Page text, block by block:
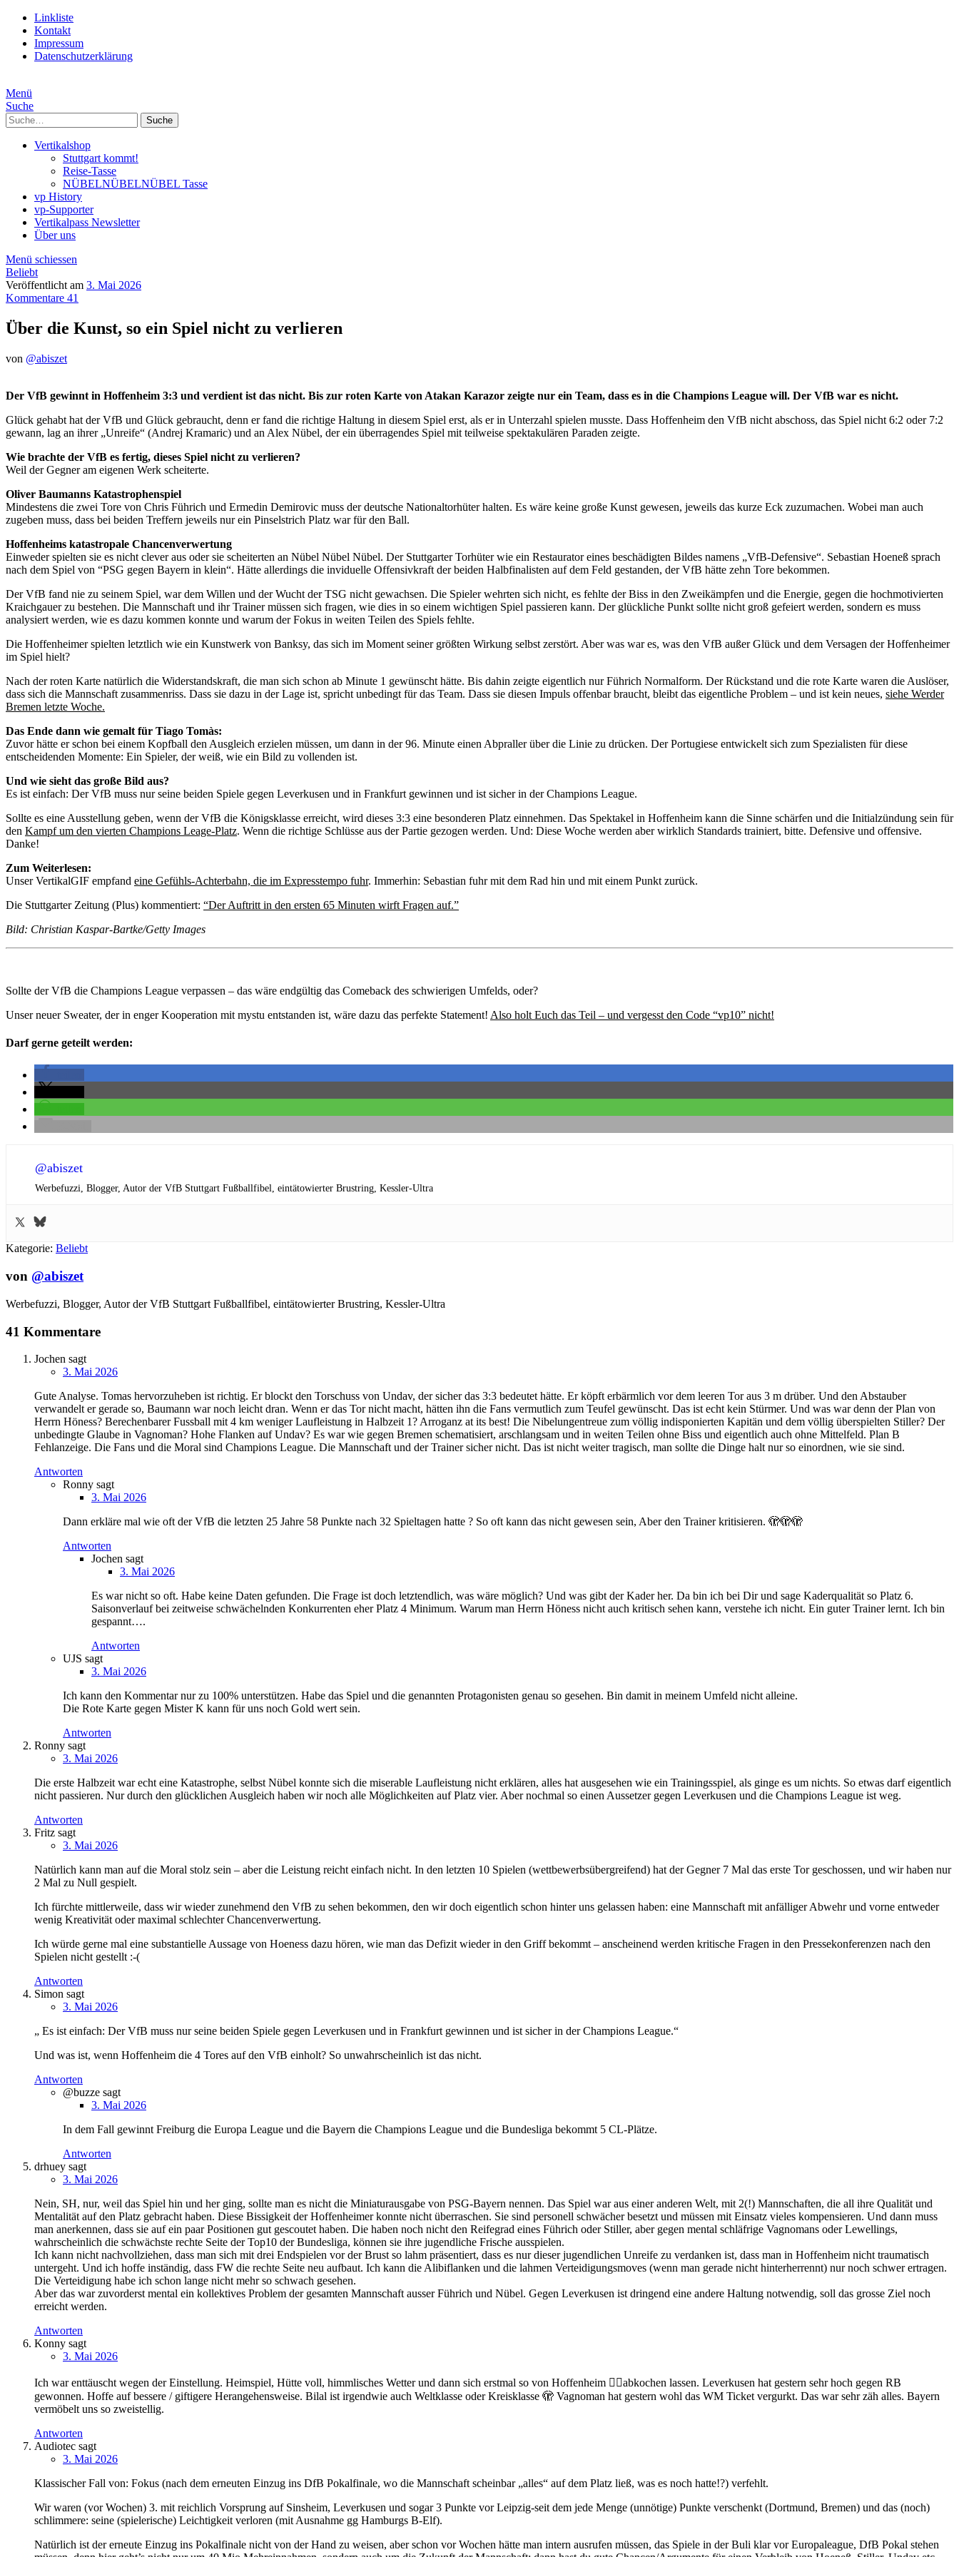
Linkliste
Kontakt
Impressum
Datenschutzerklärung
Menü
Suche
Suche
Vertikalshop
Stuttgart kommt!
Reise-Tasse
NÜBELNÜBELNÜBEL Tasse
vp History
vp-Supporter
Vertikalpass Newsletter
Über uns
Menü schiessen
Beliebt
Veröffentlicht am 3. Mai 2026
Kommentare 41
Über die Kunst, so ein Spiel nicht zu verlieren
von @abiszet
Der VfB gewinnt in Hoffenheim 3:3 und verdient ist das nicht. Bis zur roten Karte von Atakan Karazor zeigte nur ein Team, dass es in die Champions League will. Der VfB war es nicht.
Glück gehabt hat der VfB und Glück gebraucht, denn er fand die richtige Haltung in diesem Spiel erst, als er in Unterzahl spielen musste. Dass Hoffenheim den VfB nicht abschoss, das Spiel nicht 6:2 oder 7:2
gewann, lag an ihrer „Unreife“ (Andrej Kramaric) und an Alex Nübel, der ein überragendes Spiel mit teilweise spektakulären Paraden zeigte.
Wie brachte der VfB es fertig, dieses Spiel nicht zu verlieren?
Weil der Gegner am eigenen Werk scheiterte.
Oliver Baumanns Katastrophenspiel
Mindestens die zwei Tore von Chris Führich und Ermedin Demirovic muss der deutsche Nationaltorhüter halten. Es wäre keine große Kunst gewesen, jeweils das kurze Eck zuzumachen. Wobei man auch
zugeben muss, dass bei beiden Treffern jeweils nur ein Pinselstrich Platz war für den Ball.
Hoffenheims katastropale Chancenverwertung
Einweder spielten sie es nicht clever aus oder sie scheiterten an Nübel Nübel Nübel. Der Stuttgarter Torhüter wie ein Restaurator eines beschädigten Bildes namens „VfB-Defensive“. Sebastian Hoeneß sprach
nach dem Spiel von “PSG gegen Bayern in klein“. Hätte allerdings die inviduelle Offensivkraft der beiden Halbfinalisten auf dem Feld gestanden, der VfB hätte zehn Tore bekommen.
Der VfB fand nie zu seinem Spiel, war dem Willen und der Wucht der TSG nicht gewachsen. Die Spieler wehrten sich nicht, es fehlte der Biss in den Zweikämpfen und die Energie, gegen die hochmotivierten
Kraichgauer zu bestehen. Die Mannschaft und ihr Trainer müssen sich fragen, wie dies in so einem wichtigen Spiel passieren kann. Der glückliche Punkt sollte nicht groß gefeiert werden, sondern es muss
analysiert werden, wie es dazu kommen konnte und warum der Fokus in weiten Teilen des Spiels fehlte.
Die Hoffenheimer spielten letztlich wie ein Kunstwerk von Banksy, das sich im Moment seiner größten Wirkung selbst zerstört. Aber was war es, was den VfB außer Glück und dem Versagen der Hoffenheimer
im Spiel hielt?
Nach der roten Karte natürlich die Widerstandskraft, die man sich schon ab Minute 1 gewünscht hätte. Bis dahin zeigte eigentlich nur Führich Normalform. Der Rückstand und die rote Karte waren die Auslöser,
dass sich die Mannschaft zusammenriss. Dass sie dazu in der Lage ist, spricht unbedingt für das Team. Dass sie diesen Impuls offenbar braucht, bleibt das eigentliche Problem – und ist kein neues, siehe Werder
Bremen letzte Woche.
Das Ende dann wie gemalt für Tiago Tomàs:
Zuvor hätte er schon bei einem Kopfball den Ausgleich erzielen müssen, um dann in der 96. Minute einen Abpraller über die Linie zu drücken. Der Portugiese entwickelt sich zum Spezialisten für diese
entscheidenden Momente: Ein Spieler, der weiß, wie ein Bild zu vollenden ist.
Und wie sieht das große Bild aus?
Es ist einfach: Der VfB muss nur seine beiden Spiele gegen Leverkusen und in Frankfurt gewinnen und ist sicher in der Champions League.
Sollte es eine Ausstellung geben, wenn der VfB die Königsklasse erreicht, wird dieses 3:3 eine besonderen Platz einnehmen. Das Spektakel in Hoffenheim kann die Sinne schärfen und die Initialzündung sein für
den Kampf um den vierten Champions Leage-Platz. Wenn die richtige Schlüsse aus der Partie gezogen werden. Und: Diese Woche werden aber wirklich Standards trainiert, bitte. Defensive und offensive.
Danke!
Zum Weiterlesen:
Unser VertikalGIF empfand eine Gefühls-Achterbahn, die im Expresstempo fuhr. Immerhin: Sebastian fuhr mit dem Rad hin und mit einem Punkt zurück.
Die Stuttgarter Zeitung (Plus) kommentiert: “Der Auftritt in den ersten 65 Minuten wirft Fragen auf.”
Bild: Christian Kaspar-Bartke/Getty Images
Sollte der VfB die Champions League verpassen – das wäre endgültig das Comeback des schwierigen Umfelds, oder?
Unser neuer Sweater, der in enger Kooperation mit mystu entstanden ist, wäre dazu das perfekte Statement! Also holt Euch das Teil – und vergesst den Code “vp10” nicht!
Darf gerne geteilt werden:
@abiszet
Werbefuzzi, Blogger, Autor der VfB Stuttgart Fußballfibel, eintätowierter Brustring, Kessler-Ultra
Kategorie: Beliebt
von @abiszet
Werbefuzzi, Blogger, Autor der VfB Stuttgart Fußballfibel, eintätowierter Brustring, Kessler-Ultra
41 Kommentare
Jochen sagt
3. Mai 2026
Gute Analyse. Tomas hervorzuheben ist richtig. Er blockt den Torschuss von Undav, der sicher das 3:3 bedeutet hätte. Er köpft erbärmlich vor dem leeren Tor aus 3 m drüber. Und den Abstauber
verwandelt er gerade so, Baumann war noch leicht dran. Wenn er das Tor nicht macht, hätten ihn die Fans vermutlich zum Teufel gewünscht. Das ist echt kein Stürmer. Und was war denn der Plan von
Herrn Höness? Berechenbarer Fussball mit 4 km weniger Laufleistung in Halbzeit 1? Arroganz at its best! Die Nibelungentreue zum völlig indisponierten Kapitän und dem völlig überspielten Stiller? Der
unbedingte Glaube in Vagnoman? Hohe Flanken auf Undav? Es war wie gegen Bremen schematisiert, arschlangsam und in weiten Teilen ohne Biss und eigentlich auch ohne Mittelfeld. Plan B
Fehlanzeige. Die Fans und die Moral sind Champions League. Die Mannschaft und der Trainer sicher nicht. Das ist nicht weiter tragisch, man sollte die Dinge halt nur so einordnen, wie sie sind.
Antworten
Ronny sagt
3. Mai 2026
Dann erkläre mal wie oft der VfB die letzten 25 Jahre 58 Punkte nach 32 Spieltagen hatte ? So oft kann das nicht gewesen sein, Aber den Trainer kritisieren. 🫣🫣🫣
Antworten
Jochen sagt
3. Mai 2026
Es war nicht so oft. Habe keine Daten gefunden. Die Frage ist doch letztendlich, was wäre möglich? Und was gibt der Kader her. Da bin ich bei Dir und sage Kaderqualität so Platz 6.
Saisonverlauf bei zeitweise schwächelnden Konkurrenten eher Platz 4 Minimum. Warum man Herrn Höness nicht auch kritisch sehen kann, verstehe ich nicht. Ein guter Trainer lernt. Ich bin
gespannt….
Antworten
UJS sagt
3. Mai 2026
Ich kann den Kommentar nur zu 100% unterstützen. Habe das Spiel und die genannten Protagonisten genau so gesehen. Bin damit in meinem Umfeld nicht alleine.
Die Rote Karte gegen Mister K kann für uns noch Gold wert sein.
Antworten
Ronny sagt
3. Mai 2026
Die erste Halbzeit war echt eine Katastrophe, selbst Nübel konnte sich die miserable Laufleistung nicht erklären, alles hat ausgesehen wie ein Trainingsspiel, als ginge es um nichts. So etwas darf eigentlich
nicht passieren. Nur durch den glücklichen Ausgleich haben wir noch alle Möglichkeiten auf Platz vier. Aber nochmal so einen Aussetzer gegen Leverkusen und die Champions League ist weg.
Antworten
Fritz sagt
3. Mai 2026
Natürlich kann man auf die Moral stolz sein – aber die Leistung reicht einfach nicht. In den letzten 10 Spielen (wettbewerbsübergreifend) hat der Gegner 7 Mal das erste Tor geschossen, und wir haben nur
2 Mal zu Null gespielt.
Ich fürchte mittlerweile, dass wir wieder zunehmend den VfB zu sehen bekommen, den wir doch eigentlich schon hinter uns gelassen haben: eine Mannschaft mit anfälliger Abwehr und vorne entweder
wenig Kreativität oder maximal schlechter Chancenverwertung.
Ich würde gerne mal eine substantielle Aussage von Hoeness dazu hören, wie man das Defizit wieder in den Griff bekommt – anscheinend werden kritische Fragen in den Pressekonferenzen nach den
Spielen nicht gestellt :-(
Antworten
Simon sagt
3. Mai 2026
„ Es ist einfach: Der VfB muss nur seine beiden Spiele gegen Leverkusen und in Frankfurt gewinnen und ist sicher in der Champions League.“
Und was ist, wenn Hoffenheim die 4 Tores auf den VfB einholt? So unwahrscheinlich ist das nicht.
Antworten
@buzze sagt
3. Mai 2026
In dem Fall gewinnt Freiburg die Europa League und die Bayern die Champions League und die Bundesliga bekommt 5 CL-Plätze.
Antworten
drhuey sagt
3. Mai 2026
Nein, SH, nur, weil das Spiel hin und her ging, sollte man es nicht die Miniaturausgabe von PSG-Bayern nennen. Das Spiel war aus einer anderen Welt, mit 2(!) Mannschaften, die all ihre Qualität und
Mentalität auf den Platz gebracht haben. Diese Bissigkeit der Hoffenheimer konnte nicht überraschen. Sie sind personell schwächer besetzt und müssen mit Einsatz vieles kompensieren. Und dann muss
man anerkennen, dass sie auf ein paar Positionen gut gescoutet haben. Die haben noch nicht den Reifegrad eines Führich oder Stiller, aber gegen mental schläfrige Vagnomans oder Lewellings,
wahrscheinlich die schwächste rechte Seite der Top10 der Bundesliga, können sie ihre jugendliche Frische ausspielen.
Ich kann nicht nachvollziehen, dass man sich mit drei Endspielen vor der Brust so lahm präsentiert, dass es nur dieser jugendlichen Unreife zu verdanken ist, dass man in Hoffenheim nicht traumatisch
untergeht. Und ich hoffe inständig, dass FW die rechte Seite neu aufbaut. Ich kann die Alibiflanken und die lahmen Verteidigungsmoves (wenn man gerade nicht hinterherrennt) nur noch schwer ertragen.
Die Verteidigung habe ich schon lange nicht mehr so schwach gesehen.
Aber das war zuvorderst mental ein kollektives Problem der gesamten Mannschaft ausser Führich und Nübel. Gegen Leverkusen ist dringend eine andere Haltung notwendig, soll das grosse Ziel noch
erreicht werden.
Antworten
Konny sagt
3. Mai 2026
Ich war enttäuscht wegen der Einstellung. Heimspiel, Hütte voll, himmlisches Wetter und dann sich erstmal so von Hoffenheim 😵‍💫abkochen lassen. Leverkusen hat gestern sehr hoch gegen RB
gewonnen. Hoffe auf bessere / giftigere Herangehensweise. Bilal ist irgendwie auch Weltklasse oder Kreisklasse 🫣 Vagnoman hat gestern wohl das WM Ticket vergurkt. Das war sehr zäh alles. Bayern
vermöbelt uns so zweistellig.
Antworten
Audiotec sagt
3. Mai 2026
Klassischer Fall von: Fokus (nach dem erneuten Einzug ins DfB Pokalfinale, wo die Mannschaft scheinbar „alles“ auf dem Platz ließ, was es noch hatte!?) verfehlt.
Wir waren (vor Wochen) 3. mit reichlich Vorsprung auf Sinsheim, Leverkusen und sogar 3 Punkte vor Leipzig-seit dem jede Menge (unnötige) Punkte verschenkt (Dortmund, Bremen) und das (noch)
schlimmere: seine (spielerische) Leichtigkeit verloren (mit Ausnahme gg Hamburgs B-Elf).
Natürlich ist der erneute Einzug ins Pokalfinale nicht von der Hand zu weisen, aber schon vor Wochen hätte man intern ausrufen müssen, das Spiele in der Buli klar vor Europaleague, DfB Pokal stehen